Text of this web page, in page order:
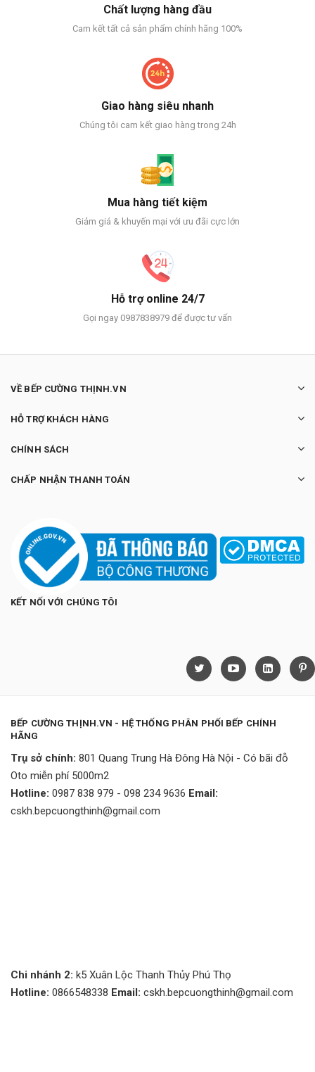
Chất lượng hàng đầu
Cam kết tất cả sản phẩm chính hãng 100%
Giao hàng siêu nhanh
Chúng tôi cam kết giao hàng trong 24h
Mua hàng tiết kiệm
Giảm giá & khuyến mại với ưu đãi cực lớn
Hỗ trợ online 24/7
Gọi ngay 0987838979 để được tư vấn
VỀ BẾP CƯỜNG THỊNH.VN
HỖ TRỢ KHÁCH HÀNG
CHÍNH SÁCH
CHẤP NHẬN THANH TOÁN
KẾT NỐI VỚI CHÚNG TÔI
BẾP CƯỜNG THỊNH.VN - HỆ THỐNG PHÂN PHỐI BẾP CHÍNH
HÃNG
Trụ sở chính: 801 Quang Trung Hà Đông Hà Nội - Có bãi đỗ
Oto miễn phí 5000m2
Hotline: 0987 838 979 - 098 234 9636 Email:
cskh.bepcuongthinh@gmail.com
Chi nhánh 2: k5 Xuân Lộc Thanh Thủy Phú Thọ
Hotline: 0866548338 Email: cskh.bepcuongthinh@gmail.com